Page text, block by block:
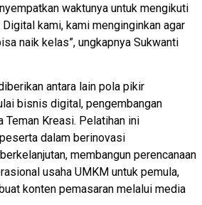
waktunya untuk mengikuti
kami, kami menginginkan agar
naik kelas”, ungkapnya Sukwanti
antara lain pola pikir
bisnis digital, pengembangan
Kreasi. Pelatihan ini
dalam berinovasi
membangun perencanaan
usaha UMKM untuk pemula,
konten pemasaran melalui media